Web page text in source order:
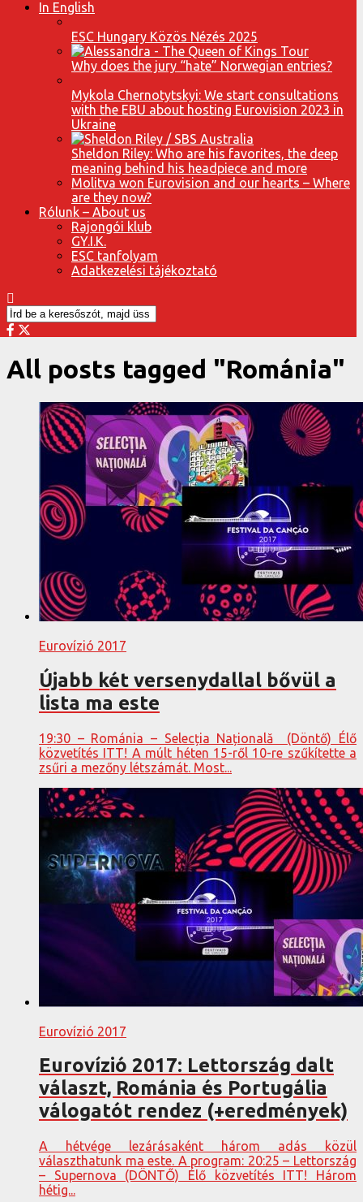
In English
ESC Hungary Közös Nézés 2025
Why does the jury “hate” Norwegian entries?
Mykola Chernotytskyi: We start consultations
with the EBU about hosting Eurovision 2023 in
Ukraine
Sheldon Riley: Who are his favorites, the deep
meaning behind his headpiece and more
Molitva won Eurovision and our hearts – Where
are they now?
Rólunk – About us
Rajongói klub
GY.I.K.
ESC tanfolyam
Adatkezelési tájékoztató
All posts tagged "Románia"
Eurovízió 2017
Újabb két versenydallal bővül a
lista ma este
19:30 – Románia – Selecția Națională (Döntő) Élő
közvetítés ITT! A múlt héten 15-ről 10-re szűkítette a
zsűri a mezőny létszámát. Most...
Eurovízió 2017
Eurovízió 2017: Lettország dalt
választ, Románia és Portugália
válogatót rendez (+eredmények)
A hétvége lezárásaként három adás közül
választhatunk ma este. A program: 20:25 – Lettország
– Supernova (DÖNTŐ) Élő közvetítés ITT! Három
hétig...